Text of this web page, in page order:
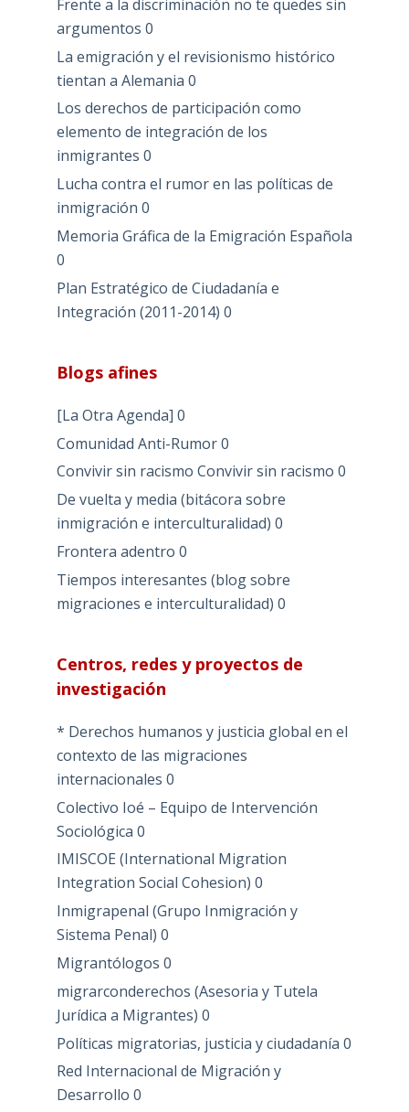
Frente a la discriminación no te quedes sin
argumentos 0
La emigración y el revisionismo histórico
tientan a Alemania 0
Los derechos de participación como
elemento de integración de los
inmigrantes 0
Lucha contra el rumor en las políticas de
inmigración 0
Memoria Gráfica de la Emigración Española
0
Plan Estratégico de Ciudadanía e
Integración (2011-2014) 0
Blogs afines
[La Otra Agenda] 0
Comunidad Anti-Rumor0
Convivir sin racismo Convivir sin racismo 0
De vuelta y media (bitácora sobre
inmigración e interculturalidad) 0
Frontera adentro 0
Tiempos interesantes (blog sobre
migraciones e interculturalidad) 0
Centros, redes y proyectos de
investigación
* Derechos humanos y justicia global en el
contexto de las migraciones
internacionales 0
Colectivo Ioé – Equipo de Intervención
Sociológica 0
IMISCOE (International Migration
Integration Social Cohesion) 0
Inmigrapenal (Grupo Inmigración y
Sistema Penal) 0
Migrantólogos 0
migrarconderechos (Asesoria y Tutela
Jurídica a Migrantes) 0
Políticas migratorias, justicia y ciudadanía 0
Red Internacional de Migración y
Desarrollo 0